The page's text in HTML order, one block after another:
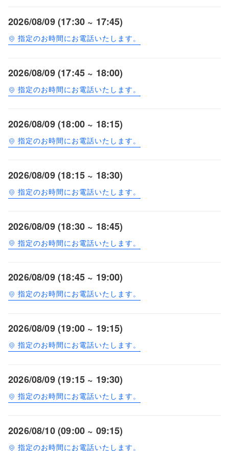
2026/08/09 (17:30 ~ 17:45)
指定のお時間にお電話いたします。
2026/08/09 (17:45 ~ 18:00)
指定のお時間にお電話いたします。
2026/08/09 (18:00 ~ 18:15)
指定のお時間にお電話いたします。
2026/08/09 (18:15 ~ 18:30)
指定のお時間にお電話いたします。
2026/08/09 (18:30 ~ 18:45)
指定のお時間にお電話いたします。
2026/08/09 (18:45 ~ 19:00)
指定のお時間にお電話いたします。
2026/08/09 (19:00 ~ 19:15)
指定のお時間にお電話いたします。
2026/08/09 (19:15 ~ 19:30)
指定のお時間にお電話いたします。
2026/08/10 (09:00 ~ 09:15)
指定のお時間にお電話いたします。